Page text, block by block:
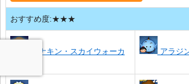
おすすめ度:★★★
アナキン・スカイウォーカ
アラジ